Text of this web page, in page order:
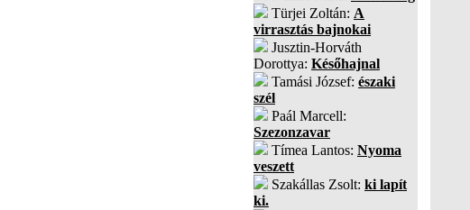
Türjei Zoltán: A
virrasztás bajnokai
Jusztin-Horváth
Dorottya: Későhajnal
Tamási József: északi
szél
Paál Marcell:
Szezonzavar
Tímea Lantos: Nyoma
veszett
Szakállas Zsolt: ki lapít
ki.